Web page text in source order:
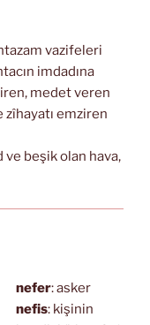
vazifeleri
imdadına
medet veren
zîhayatı emziren
ve beşik olan hava,
nefer: asker
nefis: kişinin